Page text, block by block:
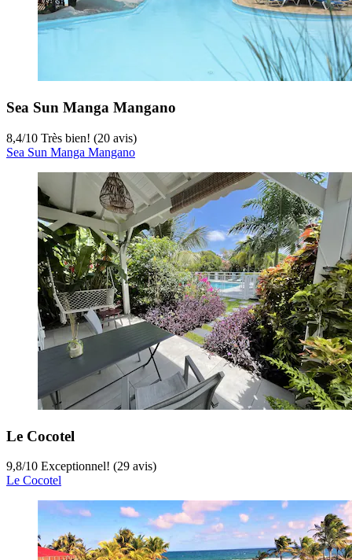
Sea Sun Manga Mangano
8,4/10 Très bien! (20 avis)
Sea Sun Manga Mangano
Le Cocotel
9,8/10 Exceptionnel! (29 avis)
Le Cocotel